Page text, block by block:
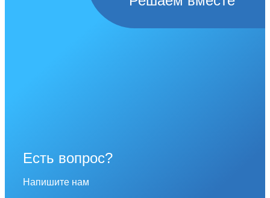
Есть вопрос?
Напишите нам